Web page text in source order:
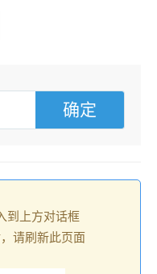
到上方对话框
请刷新此页面